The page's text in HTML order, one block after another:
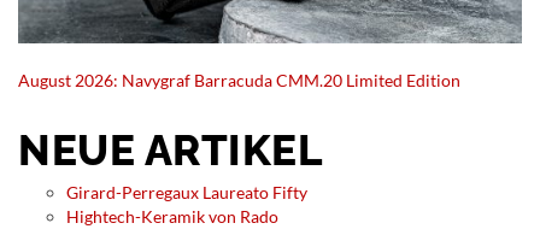
August 2026: Navygraf Barracuda CMM.20 Limited Edition
NEUE ARTIKEL
Girard-Perregaux Laureato Fifty
Hightech-Keramik von Rado